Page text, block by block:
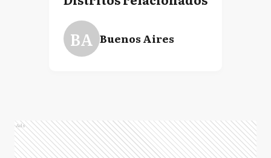
BA Buenos Aires
Ads